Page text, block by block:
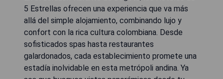
5 Estrellas ofrecen una experiencia que va más
allá del simple alojamiento, combinando lujo y
confort con la rica cultura colombiana. Desde
sofisticados spas hasta restaurantes
galardonados, cada establecimiento promete una
estadía inolvidable en esta metrópoli andina. Ya